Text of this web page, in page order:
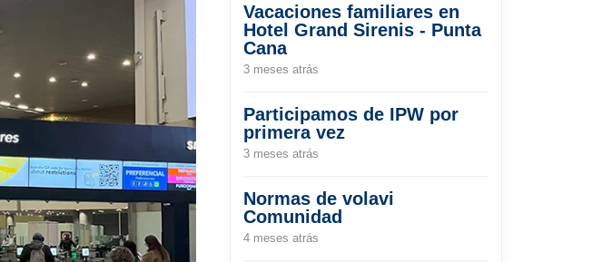
Vacaciones familiares en
Hotel Grand Sirenis - Punta
Cana
3 meses atrás
Participamos de IPW por
primera vez
3 meses atrás
Normas de volavi
Comunidad
4 meses atrás